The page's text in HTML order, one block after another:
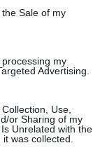
Sale of my
my
Advertising.
Use,
or Sharing of my
Unrelated with the
was collected.
#ADÁSRÉSZLETEK
# NYÍREGYHÁZA
# NAGYMAMA